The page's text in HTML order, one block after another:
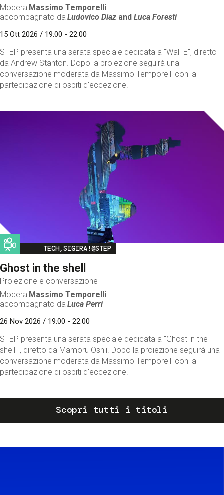
Modera Massimo Temporelli
accompagnato da Ludovico Diaz andLuca Foresti
15 Ott 2026 / 19:00 - 22:00
STEP presenta una serata speciale dedicata a "Wall-E", diretto
da Andrew Stanton. Dopo la proiezione seguirà una
conversazione moderata da Massimo Temporelli con la
partecipazione di ospiti d'eccezione.
Image
TECH,SIGIRA!@STEP
Ghost in the shell
Proiezione e conversazione
Modera Massimo Temporelli
accompagnato da Luca Perri
26 Nov 2026 / 19:00 - 22:00
STEP presenta una serata speciale dedicata a "Ghost in the
shell ", diretto da Mamoru Oshii. Dopo la proiezione seguirà una
conversazione moderata da Massimo Temporelli con la
partecipazione di ospiti d'eccezione.
Scopri tutti i titoli